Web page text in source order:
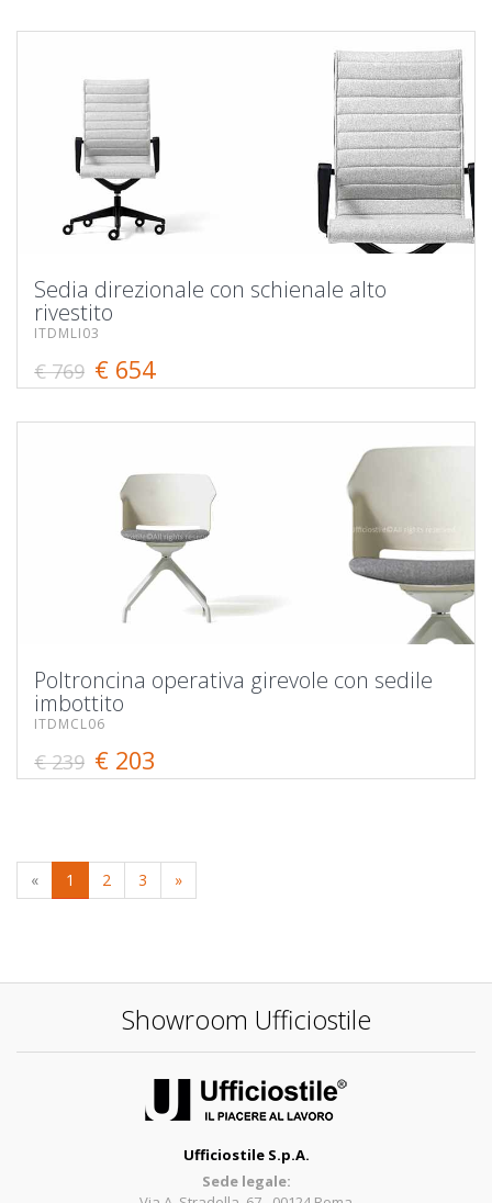
Sedia direzionale con schienale alto
rivestito
ITDMLI03
€ 769 € 654
Poltroncina operativa girevole con sedile
imbottito
ITDMCL06
€ 239 € 203
« 1 2 3 »
Showroom Ufficiostile
Ufficiostile S.p.A.
Sede legale: